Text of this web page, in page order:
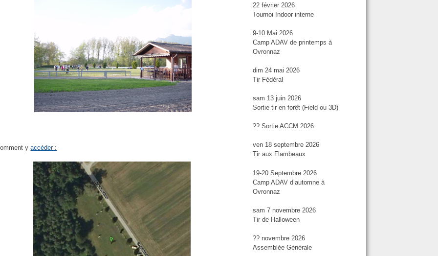
yaccéder :
22 février 2026
Tournoi Indoor interne
9-10 Mai 2026
Camp ADAV de printemps à
Ovronnaz
dim 24 mai 2026
Tir Fédéral
sam 13 juin 2026
Sortie tir en forêt (Field ou 3D)
?? Sortie ACCM 2026
ven 18 septembre 2026
Tir aux Flambeaux
19-20 Septembre 2026
Camp ADAV d’automne à
Ovronnaz
sam 7 novembre 2026
Tir de Halloween
?? novembre 2026
Assemblée Générale